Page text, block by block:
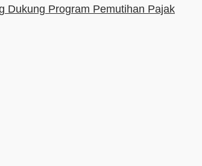
Dukung Program Pemutihan Pajak